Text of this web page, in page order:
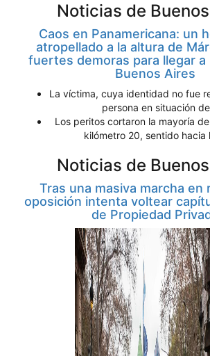
Noticias de
Caos en Panamericana: un
atropellado a la altura de
fuertes demoras para llegar a
Buenos Aires
La víctima, cuya identidad no fue
persona en situación
Los peritos cortaron la mayoría
kilómetro 20, sentido hacia
Noticias de
Tras una masiva marcha en
oposición intenta voltear
de Propiedad